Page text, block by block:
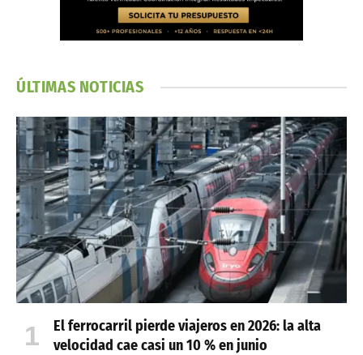
ÚLTIMAS NOTICIAS
El ferrocarril pierde viajeros en 2026: la alta
velocidad cae casi un 10 % en junio